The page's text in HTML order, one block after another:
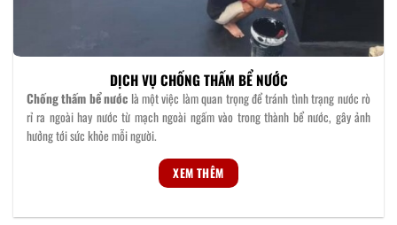
DỊCH VỤ CHỐNG THẤM BỂ NƯỚC
Chống thấm bể nước là một việc làm quan trọng để tránh tình trạng nước rò
rỉ ra ngoài hay nước từ mạch ngoài ngấm vào trong thành bể nước, gây ảnh
hưởng tới sức khỏe mỗi người.
XEM THÊM